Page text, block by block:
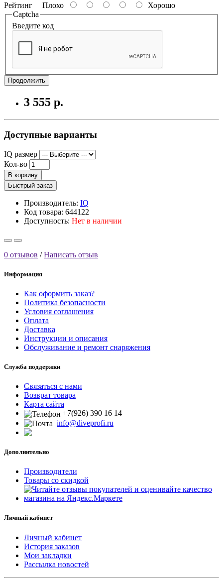
Рейтинг Плохо
Хорошо
Captcha
Введите код
Продолжить
3 555 р.
Доступные варианты
IQ размер
Кол-во
В корзину
Быстрый заказ
Производитель: IQ
Код товара: 644122
Доступность: Нет в наличии
0 отзывов /Написать отзыв
Информация
Как оформить заказ?
Политика безопасности
Условия соглашения
Оплата
Доставка
Инструкции и описания
Обслуживание и ремонт снаряжения
Служба поддержки
Связаться с нами
Возврат товара
Карта сайта
+7(926) 390 16 14
info@diveprofi.ru
Дополнительно
Производители
Товары со скидкой
Личный кабинет
Личный кабинет
История заказов
Мои закладки
Рассылка новостей